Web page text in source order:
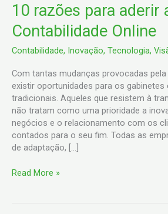
10 razões para aderir
Contabilidade Online
Contabilidade, Inovação, Tecnologia,
Com tantas mudanças provocadas
existir oportunidades para os gabinetes
tradicionais. Aqueles que resistem à
não tratam como uma prioridade a
negócios e o relacionamento com os
contados para o seu fim. Todas as
de adaptação, […]
Read More »